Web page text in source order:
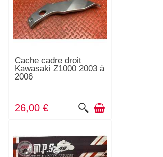
Cache cadre droit
Kawasaki Z1000 2003 à
2006
26,00 €